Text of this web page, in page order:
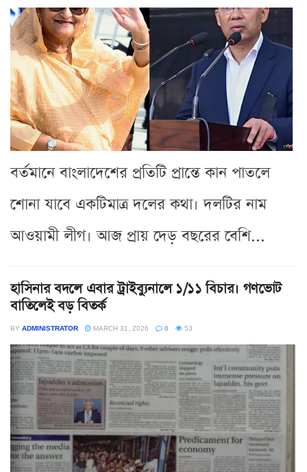
বর্তমানে বাংলাদেশের প্রতিটি প্রান্তে কান পাতলে
শোনা যাবে একটিমাত্র দলের কথা। দলটির নাম
আওয়ামী লীগ। আজ প্রায় দেড় বছরের বেশি...
হাসিনার বদলে এবার ট্রাইব্যুনালে ১/১১ বিচার। গণভোট
বাতিলেই বড় বিতর্ক
BY ADMINISTRATOR MARCH 31, 2026 0 53